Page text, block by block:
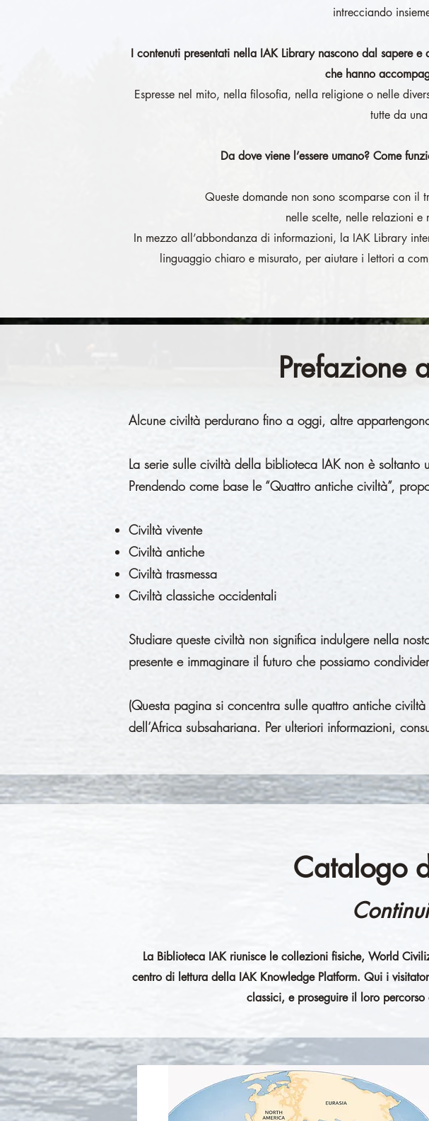
intrecciando
I contenuti presentati nella IAK Library nascono dal sapere
che hanno
Espresse nel mito, nella filosofia, nella religione o nelle
tutte da
Da dove viene l’essere umano? Come
Queste domande non sono scomparse con
nelle scelte, nelle relazioni
In mezzo all’abbondanza di informazioni, la IAK Library
linguaggio chiaro e misurato, per aiutare i lettori a
Prefazione
Alcune civiltà perdurano fino a oggi, altre
La serie sulle civiltà della biblioteca IAK non è
Prendendo come base le “Quattro antiche civiltà”,
Civiltà vivente
Civiltà antiche
Civiltà trasmessa
Civiltà classiche occidentali
Studiare queste civiltà non significa indulgere nella
presente e immaginare il futuro che possiamo
(Questa pagina si concentra sulle quattro antiche
dell’Africa subsahariana. Per ulteriori informazioni,
Catalogo
La Biblioteca IAK riunisce le collezioni fisiche, World
centro di lettura della IAK Knowledge Platform. Qui i
classici, e proseguire il loro